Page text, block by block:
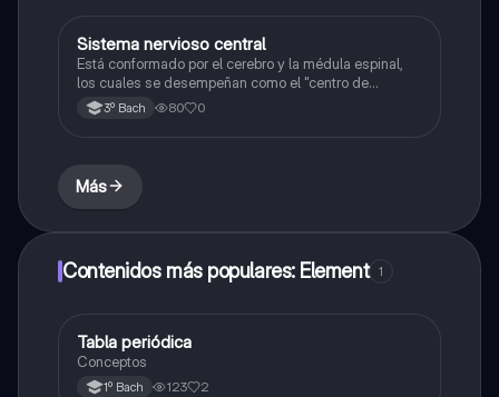
Química
Sistema nervioso central
Está conformado por el cerebro y la médula espinal,
los cuales se desempeñan como el "centro de
procesamiento" principal para todo el sistema
nervioso y controlan todas las funciones del cuerpo.
3º Bach 80 0
Más
Contenidos más populares: Element 1
Química
Tabla periódica
Conceptos
1º Bach 123 2